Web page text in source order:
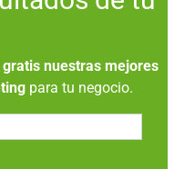
nuestras mejores
para tu negocio.